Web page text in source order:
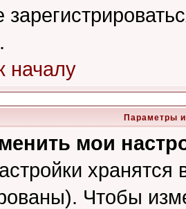
началу
Параметры
мои
Чтобы